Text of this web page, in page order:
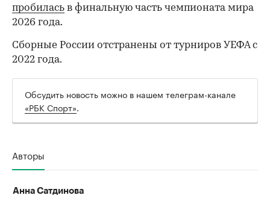
пробилась в финальную часть чемпионата мира
2026 года.
Сборные России отстранены от турниров УЕФА с
2022 года.
Обсудить новость можно в нашем телеграм-канале
«РБК Спорт».
Авторы
Анна Сатдинова